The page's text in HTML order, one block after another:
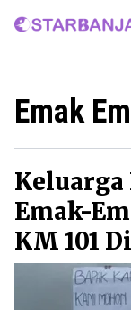
Home
Emak
Keluarga
Emak-
KM 101